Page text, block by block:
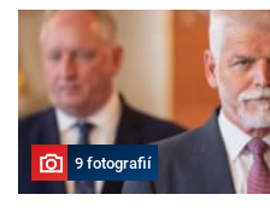
9 fotografií